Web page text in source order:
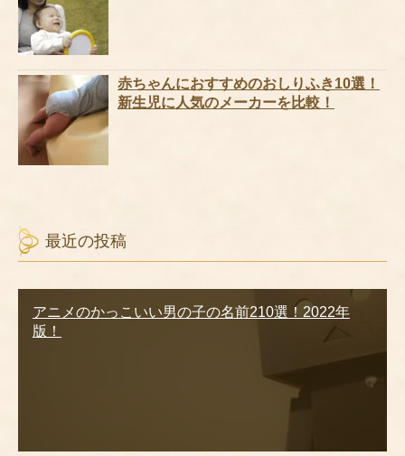
赤ちゃんにおすすめのおしりふき10選！
新生児に人気のメーカーを比較！
最近の投稿
アニメのかっこいい男の子の名前210選！2022年
版！